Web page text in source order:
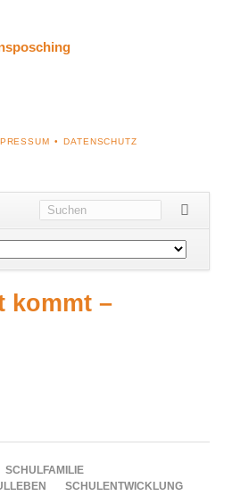
DATENSCHUTZ
kommt –
SCHULFAMILIE
SCHULENTWICKLUNG